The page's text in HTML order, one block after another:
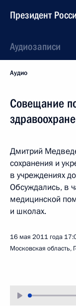
Президент
Аудиозаписи
Аудио
Совещание
Дмитрий
сохранения и
в учреждениях
Обсуждались, в
медицинской
и школах.
16 мая 2011 года
Московская область,